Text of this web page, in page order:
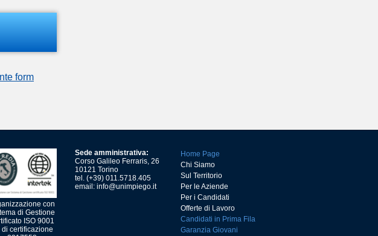
form
con
di Gestione
ISO 9001
di certificazione
Sede amministrativa:
Corso Galileo Ferraris, 26
10121 Torino
tel. (+39) 011.5718.405
email: info@unimpiego.it
Home Page
Chi Siamo
Sul Territorio
Per le Aziende
Per i Candidati
Offerte di Lavoro
Candidati in Prima Fila
Garanzia Giovani